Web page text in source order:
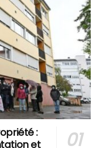
:
et